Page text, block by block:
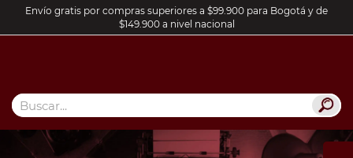
Envío gratis por compras superiores a $99.900 para Bogotá y de
$149.900 a nivel nacional